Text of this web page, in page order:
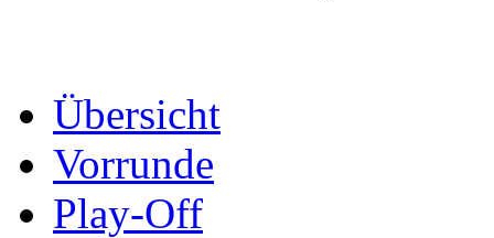
Übersicht
Vorrunde
Play-Off